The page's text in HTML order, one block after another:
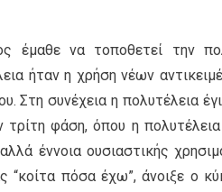
έμαθε να τοποθετεί την
ήταν η χρήση νέων
Στη συνέχεια η πολυτέλεια
φάση, όπου η
έννοια ουσιαστικής
“κοίτα πόσα έχω”, άνοιξε ο